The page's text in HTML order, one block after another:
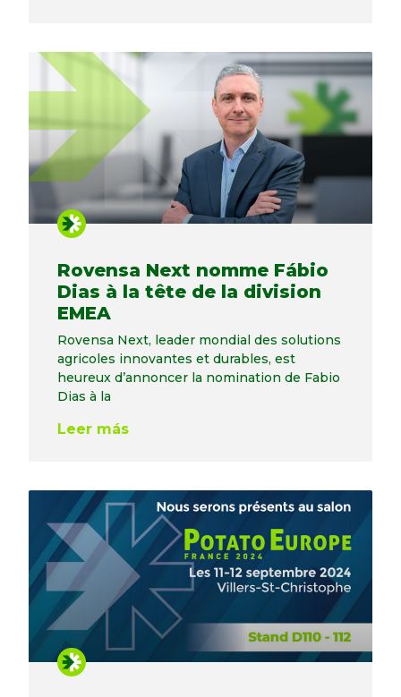
Rovensa Next nomme Fábio
Dias à la tête de la division
EMEA
Rovensa Next, leader mondial des solutions
agricoles innovantes et durables, est
heureux d’annoncer la nomination de Fabio
Dias à la
Leer más